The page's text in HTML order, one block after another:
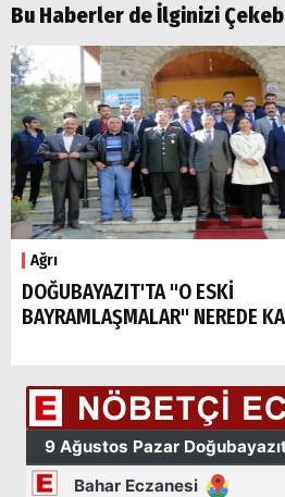
Bu Haberler de İlginizi
Ağrı
DOĞUBAYAZIT'TA "O ESKİ
BAYRAMLAŞMALAR" NEREDE